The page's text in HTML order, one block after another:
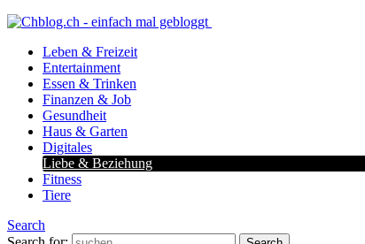
Leben & Freizeit
Entertainment
Essen & Trinken
Finanzen & Job
Gesundheit
Haus & Garten
Digitales
Liebe & Beziehung
Fitness
Tiere
Search